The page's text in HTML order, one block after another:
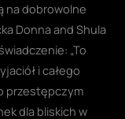
na dobrowolne
Donna and Shula
„To
i całego
przestępczym
dla bliskich w